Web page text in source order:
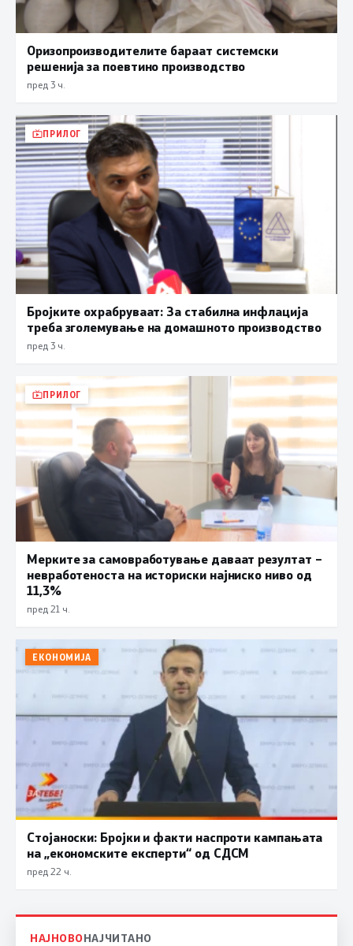
Оризопроизводителите бараат системски
решенија за поевтино производство
пред 3 ч.
ПРИЛОГ
Бројките охрабруваат: За стабилна инфлација
треба зголемување на домашното производство
пред 3 ч.
ПРИЛОГ
Мерките за самовработување даваат резултат –
невработеноста на историски најниско ниво од
11,3%
пред 21 ч.
ЕКОНОМИЈА
Стојаноски: Бројки и факти наспроти кампањата
на „економските експерти“ од СДСM
пред 22 ч.
НАЈНОВОНАЈЧИТАНО